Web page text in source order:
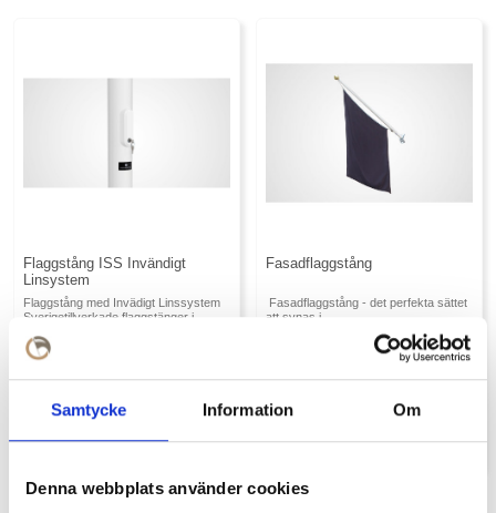
Samtycke Information Om
Denna webbplats använder cookies
Flaggstång ISS Invändigt
Linsystem
Flaggstång med Invädigt Linssystem
Sverigetillverkade flaggstänger i
poly...
från6713 SEK
Fasadflaggstång
Fasadflaggstång - det perfekta sättet
att synas i
stadsmiljöer. Flaggstängerna är
producerade i Sverige av...
5375 SEK